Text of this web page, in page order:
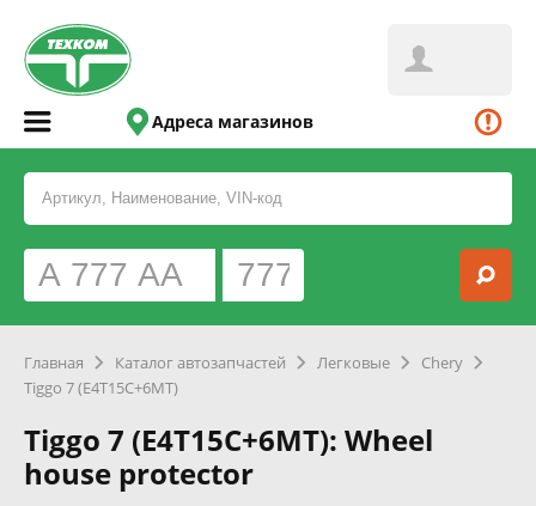
Адреса магазинов
Главная Каталог автозапчастей Легковые
Chery
Tiggo 7 (E4T15C+6MT)
Tiggo 7 (E4T15C+6MT): Wheel
house protector